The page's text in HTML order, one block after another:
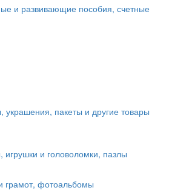
и развивающие пособия, счетные
пакеты и другие товары
игрушки и головоломки, пазлы
грамот, фотоальбомы